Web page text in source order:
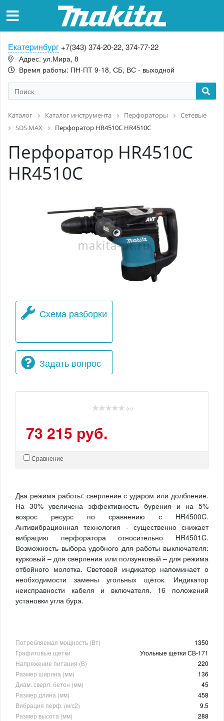
Екатеринбург +7(343) 374-20-22, 374-77-22
Адрес: ул.Мира, 8
Время работы: ПН-ПТ 9-18, СБ, ВС - выходной
Каталог Каталог инструмента Перфораторы
Сетевые
SDS MAX
Перфоратор HR4510C HR4510C
Перфоратор HR4510C
HR4510C
Схема разборки
Задать вопрос
( 0 )
73 215 руб.
Сравнение
Два режима работы: сверление с ударом или долбление.
На 30% увеличена эффективность бурения и на 5%
возрос ресурс по сравнению с HR4500C.
Антивибрационная технология - существенно снижает
вибрацию перфоратора относительно HR4501C.
Возможность выбора удобного для работы выключателя:
курковый – для сверления или ползунковый – для режима
отбойного молотка. Световой индикатор напоминает о
необходимости замены угольных щёток. Индикатор
неисправности кабеля и включателя. 16 положений
установки угла бура.
Потребляемая мощность (Вт)
1350
Графитовые щетки
Угольные щетки СВ-171
Напряжение питания (В)
220
Размер ширина (мм)
136
Диам. сверл. бетон (мм)
45
Размер длина (мм)
458
Вибрация перф. (м/с2)
9.5
Размер высота (мм)
288